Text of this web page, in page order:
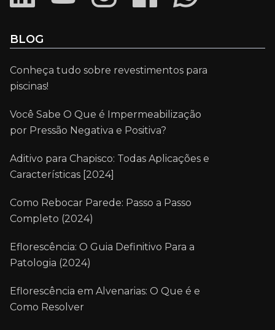
BLOG
Conheça tudo sobre revestimentos para
piscinas!
Você Sabe O Que é Impermeabilização
por Pressão Negativa e Positiva?
Aditivo para Chapisco: Todas Aplicações e
Características [2024]
Como Rebocar Parede: Passo a Passo
Completo (2024)
Eflorescência: O Guia Definitivo Para a
Patologia (2024)
Eflorescência em Alvenarias: O Que é e
Como Resolver